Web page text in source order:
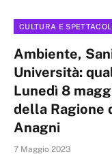
CULTURA E
Ambiente,
Università:
Lunedì 8
della Ragione
Anagni
7 Maggio 2023